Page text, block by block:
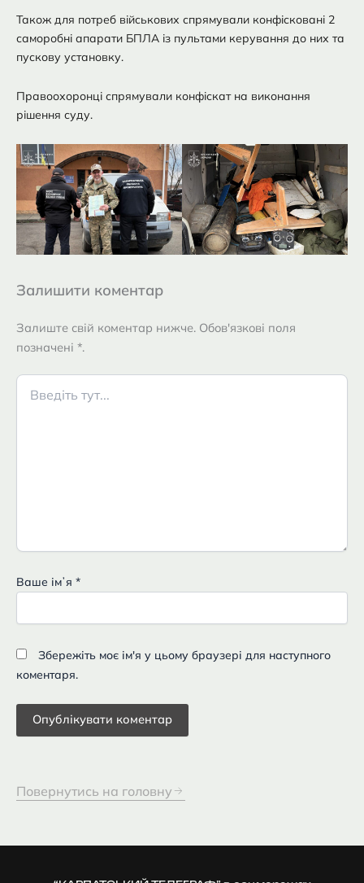
Також для потреб військових спрямували конфісковані 2
саморобні апарати БПЛА із пультами керування до них та
пускову установку.
Правоохоронці спрямували конфіскат на виконання
рішення суду.
Залишити коментар
Залиште свій коментар нижче. Обов'язкові поля
позначені *.
Введіть
тут...
Ваше імʼя *
Збережіть моє ім'я у цьому браузері для наступного
коментаря.
Повернутись на головну